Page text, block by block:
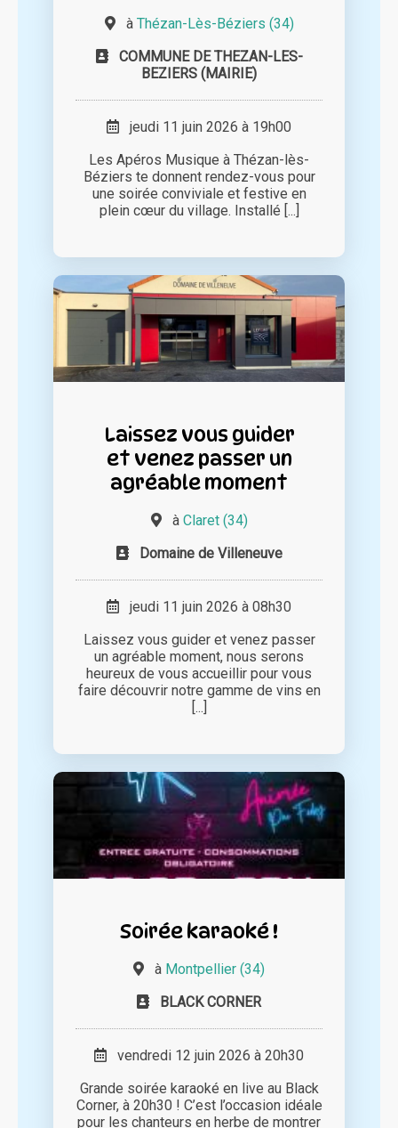
à Thézan-Lès-Béziers (34)
COMMUNE DE THEZAN-LES-
BEZIERS (MAIRIE)
jeudi 11 juin 2026 à 19h00
Les Apéros Musique à Thézan-lès-
Béziers te donnent rendez-vous pour
une soirée conviviale et festive en
plein cœur du village. Installé [...]
Laissez vous guider
et venez passer un
agréable moment
à Claret (34)
Domaine de Villeneuve
jeudi 11 juin 2026 à 08h30
Laissez vous guider et venez passer
un agréable moment, nous serons
heureux de vous accueillir pour vous
faire découvrir notre gamme de vins en
[...]
Soirée karaoké !
à Montpellier (34)
BLACK CORNER
vendredi 12 juin 2026 à 20h30
Grande soirée karaoké en live au Black
Corner, à 20h30 ! C’est l’occasion idéale
pour les chanteurs en herbe de montrer